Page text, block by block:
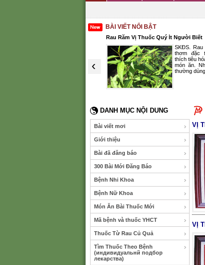
BÀI VIẾT NỔI BẬT
‹
làm đẩy nhanh quá trình mất
Rau Răm Vị Thuốc Quý Ít Người Biết
SKĐS. Rau
thơm đặc
thích tiêu
món ăn.
thường
DANH MỤC NỘI DUNG
Bài viết mơi
Giới thiệu
Bài đã đăng báo
300 Bài Mới Đăng Báo
Bệnh Nhi Khoa
Bệnh Nữ Khoa
Món Ăn Bài Thuốc Mới
Mã bệnh và thuốc YHCT
Thuốc Từ Rau Củ Quả
Tìm Thuốc Theo Bệnh
(индивидуальнй подбор
лекарства)
VỊ
VỊ